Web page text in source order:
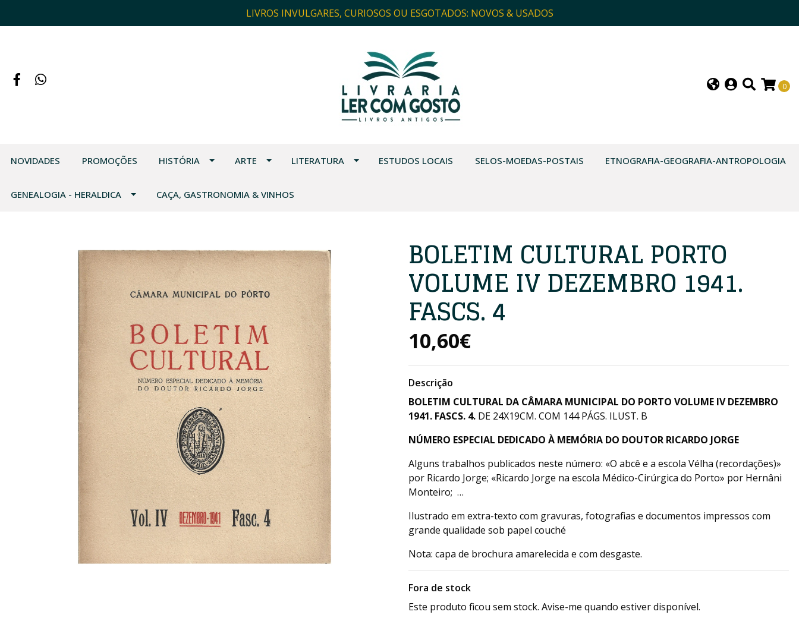
LIVROS INVULGARES, CURIOSOS OU ESGOTADOS: NOVOS & USADOS
0
NOVIDADES PROMOÇÕES HISTÓRIA ARTE LITERATURA ESTUDOS LOCAIS SELOS-MOEDAS-POSTAIS ETNOGRAFIA-GEOGRAFIA-ANTROPOLOGIA
GENEALOGIA - HERALDICA CAÇA, GASTRONOMIA & VINHOS
BOLETIM CULTURAL PORTO
VOLUME IV DEZEMBRO 1941.
FASCS. 4
10,60€
Descrição
BOLETIM CULTURAL DA CÂMARA MUNICIPAL DO PORTO VOLUME IV DEZEMBRO
1941. FASCS. 4. DE 24X19CM. COM 144 PÁGS. ILUST. B
NÚMERO ESPECIAL DEDICADO À MEMÓRIA DO DOUTOR RICARDO JORGE
Alguns trabalhos publicados neste número: «O abcê e a escola Vélha (recordações)»
por Ricardo Jorge; «Ricardo Jorge na escola Médico-Cirúrgica do Porto» por Hernâni
Monteiro; …
Ilustrado em extra-texto com gravuras, fotografias e documentos impressos com
grande qualidade sob papel couché
Nota: capa de brochura amarelecida e com desgaste.
Fora de stock
Este produto ficou sem stock. Avise-me quando estiver disponível.